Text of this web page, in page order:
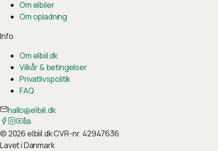
Om elbiler
Om opladning
Info
Om elbiil.dk
Vilkår & betingelser
Privatlivspolitik
FAQ
hallo@elbiil.dk
©2026elbiil.dk·CVR-nr. 42947636
Lavet i Danmark